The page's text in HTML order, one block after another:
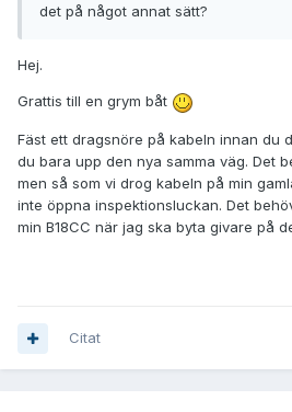
det på något annat sätt?
Hej.
Grattis till en grym båt
Fäst ett dragsnöre på kabeln innan du
du bara upp den nya samma väg. Det
men så som vi drog kabeln på min
inte öppna inspektionsluckan. Det
min B18CC när jag ska byta givare på
Citat